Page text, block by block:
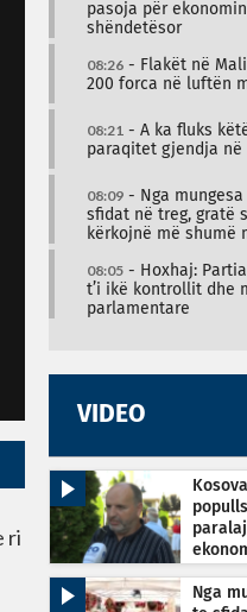
ri
pasoja për
shëndetësor
08:26 - Flakët në
200 forca në luftën
08:21 - A ka fluks
paraqitet gjendja në
08:09 - Nga
sfidat në treg, gratë
kërkojnë më shumë
08:05 - Hoxhaj:
t’i ikë kontrollit dhe
parlamentare
VIDEO
Nga